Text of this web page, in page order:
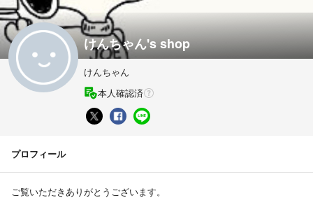
けんちゃん's shop
けんちゃん
本人確認済
プロフィール
ご覧いただきありがとうございます。